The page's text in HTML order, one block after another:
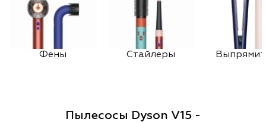
Фены Стайлеры
Пылесосы Dyson V15 -